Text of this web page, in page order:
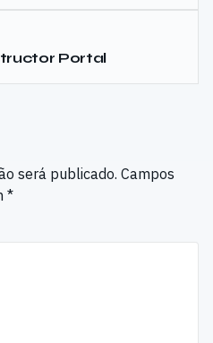
Portal
será publicado. Campos
*